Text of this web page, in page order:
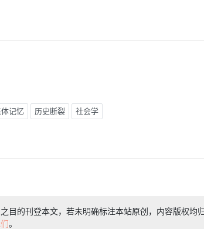
记忆 历史断裂 社会学
目的刊登本文，若未明确标注本站原创，内容版权均
。